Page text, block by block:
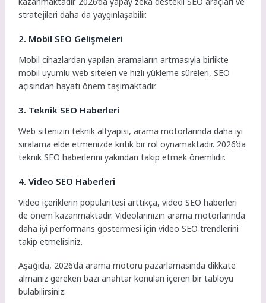
stratejileri daha da yaygınlaşabilir.
2. Mobil SEO Gelişmeleri
Mobil cihazlardan yapılan aramaların artmasıyla birlikte
mobil uyumlu web siteleri ve hızlı yükleme süreleri, SEO
açısından hayati önem taşımaktadır.
3. Teknik SEO Haberleri
Web sitenizin teknik altyapısı, arama motorlarında daha iyi
sıralama elde etmenizde kritik bir rol oynamaktadır. 2026’da
teknik SEO haberlerini yakından takip etmek önemlidir.
4. Video SEO Haberleri
Video içeriklerin popülaritesi arttıkça, video SEO haberleri
de önem kazanmaktadır. Videolarınızın arama motorlarında
daha iyi performans göstermesi için video SEO trendlerini
takip etmelisiniz.
Aşağıda, 2026’da arama motoru pazarlamasında dikkate
almanız gereken bazı anahtar konuları içeren bir tabloyu
bulabilirsiniz: